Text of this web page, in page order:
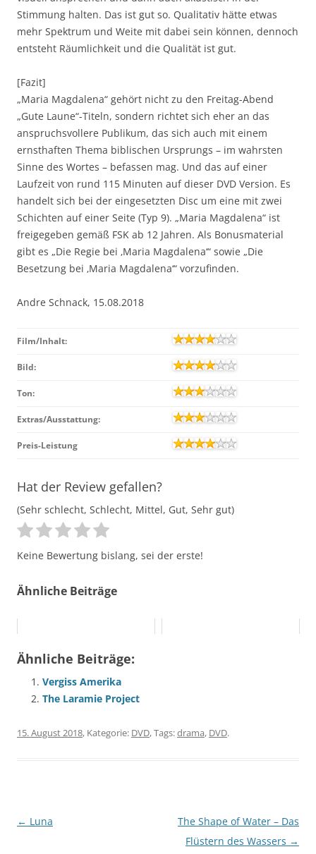
Stimmung halten. Das ist gut so. Qualitativ hätte etwas
mehr Spektrum und Weite mit dabei sein können, dennoch
entsteht Räumlichkeit und die Qualität ist gut.
[Fazit]
„Maria Magdalena“ gehört nicht zu den Freitag-Abend
„Gute Laune“-Titeln, sondern richtet sich eher an das
anspruchsvollere Publikum, das sich auch mit einem
ernsthaften Thema biblischen Ursprungs – im wahrsten
Sinne des Wortes – befassen mag. Und das auf einer
Laufzeit von rund 115 Minuten auf dieser DVD Version. Es
handelt sich bei der eingesetzten Disc um eine mit zwei
Schichten auf einer Seite (Typ 9). „Maria Magdalena“ ist
freigegeben gemäß FSK ab 12 Jahren. Als Bonusmaterial
gibt es „Die Regie bei ‚Maria Magdalena‘“ sowie „Die
Besetzung bei ‚Maria Magdalena‘“ vorzufinden.
Andre Schnack, 15.08.2018
Film/Inhalt:
Bild:
Ton:
Extras/Ausstattung:
Preis-Leistung
Hat der Review gefallen?
(Sehr schlecht, Schlecht, Mittel, Gut, Sehr gut)
Keine Bewertung bislang, sei der erste!
Ähnliche Beiträge
Ähnliche Beiträge:
Vergiss Amerika
The Laramie Project
15. August 2018, Kategorie: DVD, Tags:drama, DVD.
Beitragsnavigation
← Luna
The Shape of Water – Das
Flüstern des Wassers →